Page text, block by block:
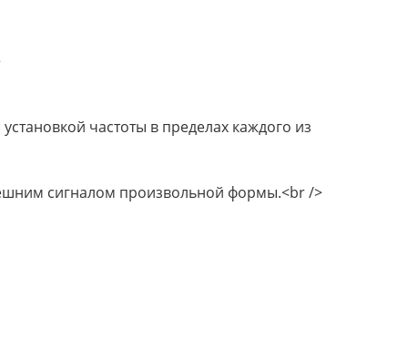
частоты в пределах каждого из
сигналом произвольной формы.<br />